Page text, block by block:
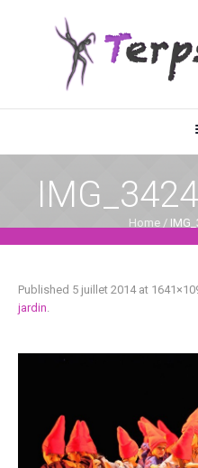
Home /
Published 5 juillet 2014at
jardin.